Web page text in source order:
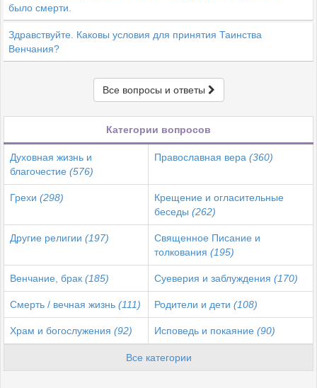
было смерти.
Здравствуйте. Каковы условия для принятия Таинства
Венчания?
Все вопросы и ответы
Категории вопросов
Духовная жизнь и
благочестие (576)
Православная вера (360)
Грехи (298)
Крещение и огласительные
беседы (262)
Другие религии (197)
Священное Писание и
толкования (195)
Венчание, брак (185) Суеверия и заблуждения (170)
Смерть / вечная жизнь (111) Родители и дети (108)
Храм и богослужения (92) Исповедь и покаяние (90)
Все категории